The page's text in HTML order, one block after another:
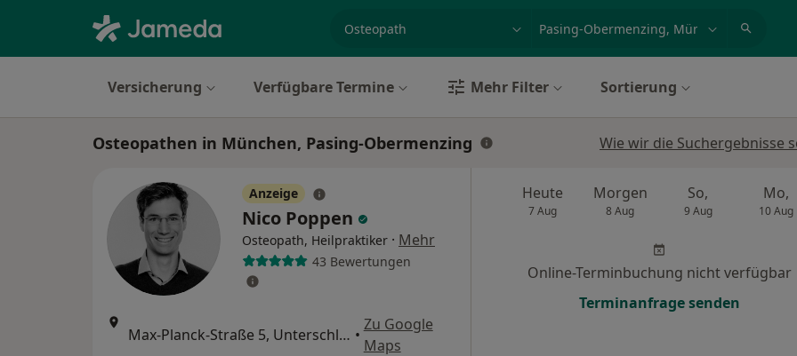
Versicherung Verfügbare Termine Mehr Filter Sortierung
Osteopathen in München, Pasing-Obermenzing Wie wir die Suchergebnisse
Anzeige
Nico Poppen
Osteopath, Heilpraktiker · Mehr
43 Bewertungen
Max-Planck-Straße 5, Unterschleißheim •
Zu Google
Maps
Heute
7 Aug
Morgen
8 Aug
So,
9 Aug
Mo,
10 Aug
Online-Terminbuchung nicht verfügbar
Terminanfrage senden